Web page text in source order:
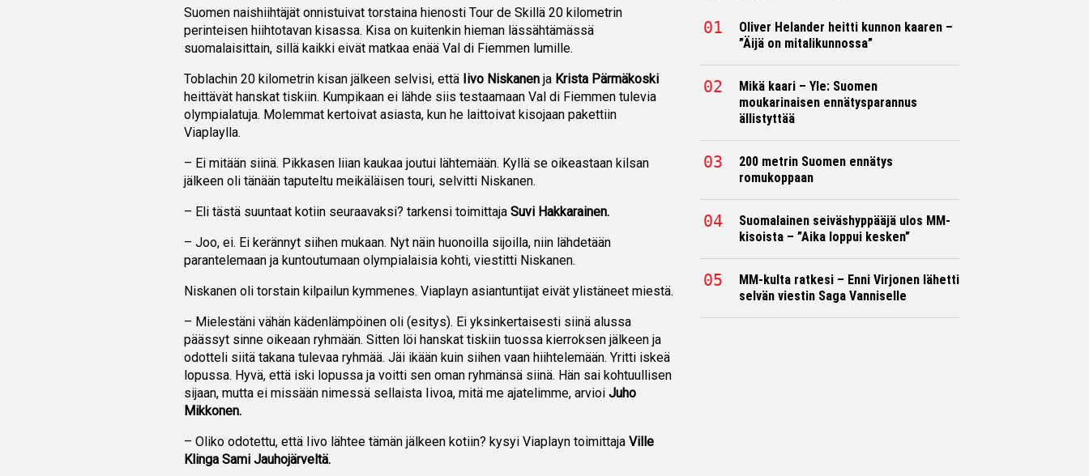
Suomen naishiihtäjät onnistuivat torstaina hienosti Tour de Skillä 20 kilometrin
perinteisen hiihtotavan kisassa. Kisa on kuitenkin hieman lässähtämässä
suomalaisittain, sillä kaikki eivät matkaa enää Val di Fiemmen lumille.
Toblachin 20 kilometrin kisan jälkeen selvisi, että Iivo Niskanenja Krista Pärmäkoski
heittävät hanskat tiskiin. Kumpikaan ei lähde siis testaamaan Val di Fiemmen tulevia
olympialatuja. Molemmat kertoivat asiasta, kun he laittoivat kisojaan pakettiin
Viaplaylla.
– Ei mitään siinä. Pikkasen liian kaukaa joutui lähtemään. Kyllä se oikeastaan kilsan
jälkeen oli tänään taputeltu meikäläisen touri, selvitti Niskanen.
– Eli tästä suuntaat kotiin seuraavaksi? tarkensi toimittajaSuvi Hakkarainen.
– Joo, ei. Ei kerännyt siihen mukaan. Nyt näin huonoilla sijoilla, niin lähdetään
parantelemaan ja kuntoutumaan olympialaisia kohti, viestitti Niskanen.
Niskanen oli torstain kilpailun kymmenes. Viaplayn asiantuntijat eivät ylistäneet miestä.
– Mielestäni vähän kädenlämpöinen oli (esitys). Ei yksinkertaisesti siinä alussa
päässyt sinne oikeaan ryhmään. Sitten löi hanskat tiskiin tuossa kierroksen jälkeen ja
odotteli siitä takana tulevaa ryhmää. Jäi ikään kuin siihen vaan hiihtelemään. Yritti iskeä
lopussa. Hyvä, että iski lopussa ja voitti sen oman ryhmänsä siinä. Hän sai kohtuullisen
sijaan, mutta ei missään nimessä sellaista Iivoa, mitä me ajatelimme, arvioiJuho
Mikkonen.
– Oliko odotettu, että Iivo lähtee tämän jälkeen kotiin? kysyi Viaplayn toimittaja Ville
Klinga Sami Jauhojärveltä.
Oliver Helander heitti kunnon kaaren –
”Äijä on mitalikunnossa”
Mikä kaari – Yle: Suomen
moukarinaisen ennätysparannus
ällistyttää
200 metrin Suomen ennätys
romukoppaan
Suomalainen seiväshyppääjä ulos MM-
kisoista – ”Aika loppui kesken”
MM-kulta ratkesi – Enni Virjonen lähetti
selvän viestin Saga Vanniselle